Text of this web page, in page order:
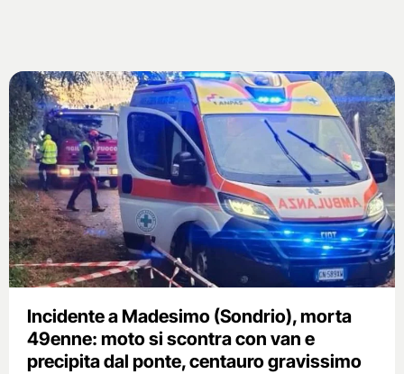
Incidente a Madesimo (Sondrio), morta
49enne: moto si scontra con van e
precipita dal ponte, centauro gravissimo